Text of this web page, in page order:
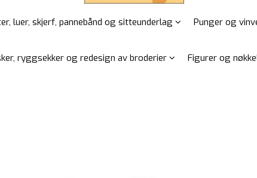
luer, skjerf, pannebånd og sitteunderlag Punger og
ryggsekker og redesign av broderier Figurer og